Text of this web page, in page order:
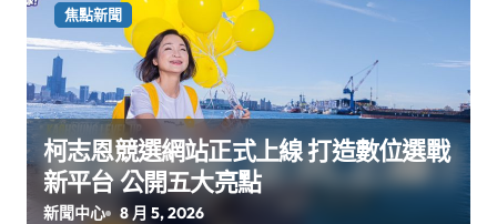
焦點新聞
柯志恩競選網站正式上線 打造數位選戰
新平台 公開五大亮點
新聞中心 8 月 5, 2026